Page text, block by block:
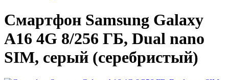
Смартфон Samsung Galaxy
A16 4G 8/256 ГБ, Dual nano
SIM, серый (серебристый)